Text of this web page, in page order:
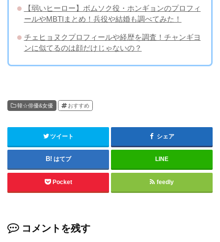
【弱いヒーロー】ボムソク役・ホンギョンのプロフィ
ールやMBTIまとめ！兵役や結婚も調べてみた！
チェヒョヌクプロフィールや経歴を調査！チャンギヨ
ンに似てるのは顔だけじゃないの？
韓☆俳優&女優 おすすめ
ツイート シェア
はてブ LINE
Pocket feedly
コメントを残す